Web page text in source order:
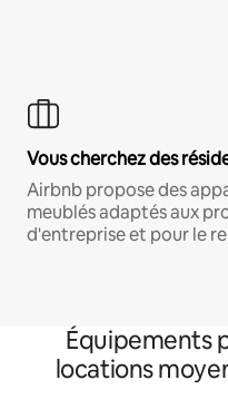
Vous cherchez des
Airbnb propose des
meublés adaptés aux
d'entreprise et pour le
Équipements
locations